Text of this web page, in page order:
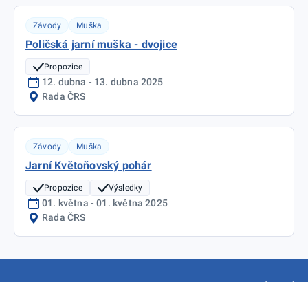
Závody Muška
Poličská jarní muška - dvojice
Propozice
12. dubna - 13. dubna 2025
Rada ČRS
Závody Muška
Jarní Květoňovský pohár
Propozice Výsledky
01. května - 01. května 2025
Rada ČRS